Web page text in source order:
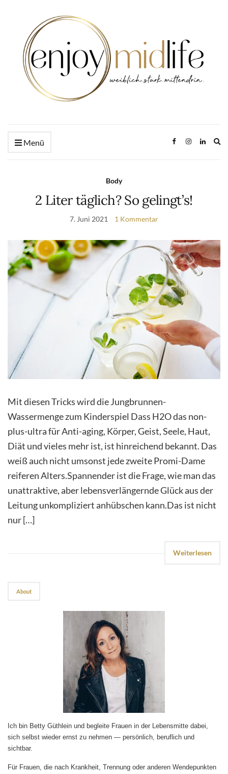
Menü
Body
2 Liter täglich? So gelingt’s!
7. Juni 2021 1 Kommentar
Mit diesen Tricks wird die Jungbrunnen-
Wassermenge zum Kinderspiel Dass H2O das non-
plus-ultra für Anti-aging, Körper, Geist, Seele, Haut,
Diät und vieles mehr ist, ist hinreichend bekannt. Das
weiß auch nicht umsonst jede zweite Promi-Dame
reiferen Alters.Spannender ist die Frage, wie man das
unattraktive, aber lebensverlängernde Glück aus der
Leitung unkompliziert anhübschen kann.Das ist nicht
nur […]
Weiterlesen
About
Ich bin Betty Güthlein und begleite Frauen in der Lebensmitte dabei,
sich selbst wieder ernst zu nehmen — persönlich, beruflich und
sichtbar.
Für Frauen, die nach Krankheit, Trennung oder anderen Wendepunkten